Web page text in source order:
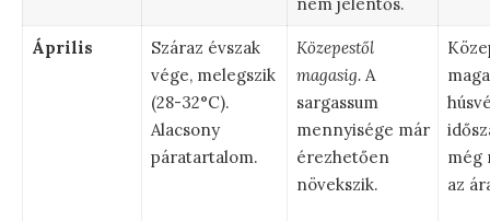
Április
Száraz évszak
vége, melegszik
(28-32°C).
Alacsony
páratartalom.
Közepestől
magasig.A
sargassum
mennyisége már
érezhetően
növekszik.
még
az